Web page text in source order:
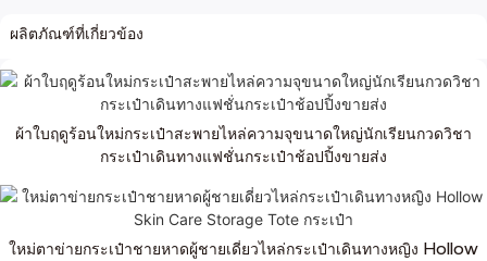
ผลิตภัณฑ์ที่เกี่ยวข้อง
ผ้าใบฤดูร้อนใหม่กระเป๋าสะพายไหล่ความจุขนาดใหญ่นักเรียนกวดวิชา
กระเป๋าเดินทางแฟชั่นกระเป๋าช้อปปิ้งขายส่ง
ใหม่ตาข่ายกระเป๋าชายหาดผู้ชายเดี่ยวไหล่กระเป๋าเดินทางหญิง Hollow